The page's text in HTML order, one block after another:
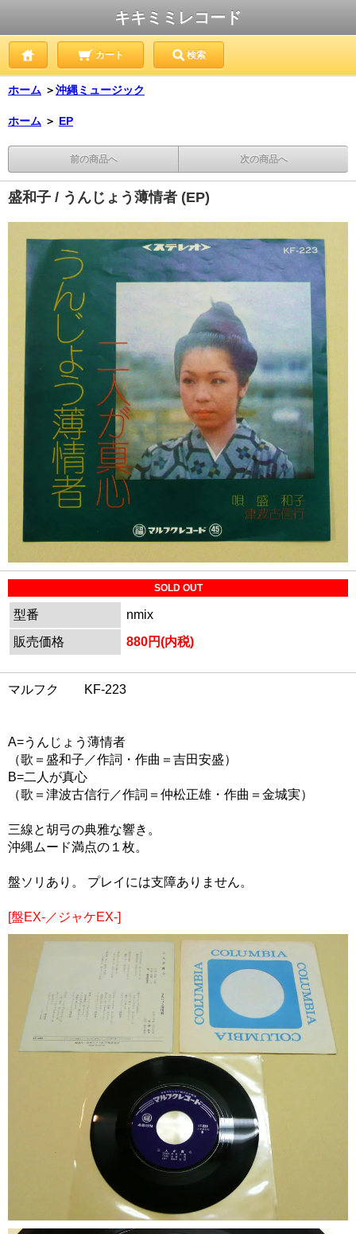
キキミミレコード
カート 検索
ホーム ＞沖縄ミュージック
ホーム ＞ EP
前の商品へ 次の商品へ
盛和子 / うんじょう薄情者 (EP)
SOLD OUT
型番
nmix
販売価格
880円(内税)
マルフク KF-223
A=うんじょう薄情者
（歌＝盛和子／作詞・作曲＝吉田安盛）
B=二人が真心
（歌＝津波古信行／作詞＝仲松正雄・作曲＝金城実）
三線と胡弓の典雅な響き。
沖縄ムード満点の１枚。
盤ソリあり。 プレイには支障ありません。
[盤EX-／ジャケEX-]